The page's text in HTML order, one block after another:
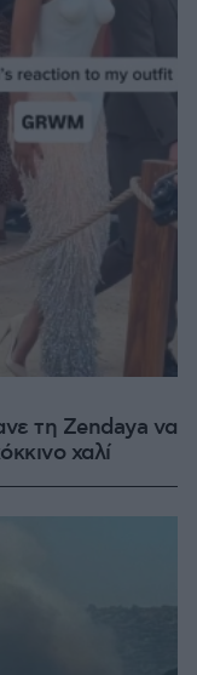
τη Zendaya να
χαλί